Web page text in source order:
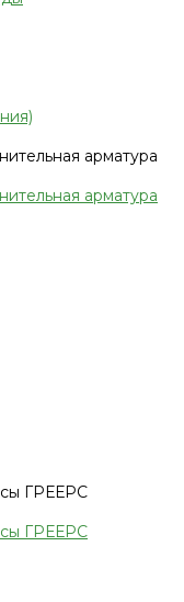
арматура
арматура
ГРЕЕРС
ГРЕЕРС